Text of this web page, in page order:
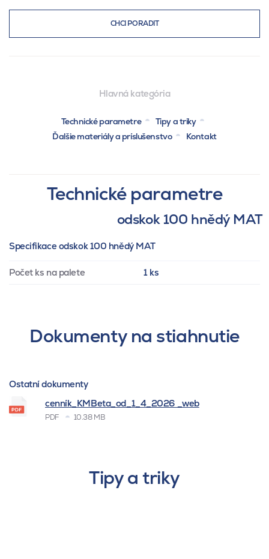
CHCI PORADIT
Hlavná kategória
Technické parametre
Tipy a triky
Ďalšie materiály a príslušenstvo
Kontakt
Technické parametre
odskok 100 hnědý MAT
Specifikace odskok 100 hnědý MAT
Počet ks na palete 1 ks
Dokumenty na stiahnutie
Ostatní dokumenty
cenník_KMBeta_od_1_4_2026 _web
PDF 10.38 MB
Tipy a triky